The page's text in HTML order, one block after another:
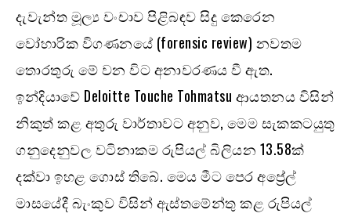
දැවැන්ත මූල්‍ය වංචාව පිළිබඳව සිදු කෙරෙන
වෝහාරික විගණනයේ (forensic review) නවතම
තොරතුරු මේ වන විට අනාවරණය වී ඇත.
ඉන්දියාවේ Deloitte Touche Tohmatsu ආයතනය විසින්
නිකුත් කළ අතුරු වාර්තාවට අනුව, මෙම සැකකටයුතු
ගනුදෙනුවල වටිනාකම රුපියල් බිලියන 13.58ක්
දක්වා ඉහළ ගොස් තිබේ. මෙය මීට පෙර අප්‍රේල්
මාසයේදී බැංකුව විසින් ඇස්තමේන්තු කළ රුපියල්